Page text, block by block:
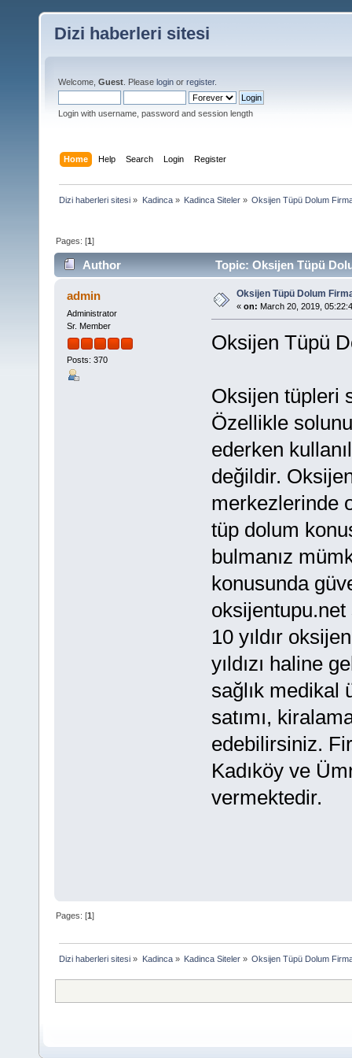
Dizi haberleri sitesi
Welcome, Guest . Please login or register.
Login with username, password and session length
Home Help Search Login Register
Dizi haberleri sitesi » Kadinca» Kadinca Siteler» Oksijen Tüpü Dolum
Pages: [1]
Author Topic: Oksijen Tüpü
admin
Administrator
Sr. Member
Posts: 370
Oksijen Tüpü Dolum
« on: March 20, 2019,
Oksijen Tüpü
Oksijen tüpleri
Özellikle
ederken
değildir.
merkezlerinde
tüp dolum
bulmanız
konusunda
10 yıldır
yıldızı haline
sağlık medikal
satımı,
edebilirsiniz.
Kadıköy ve
vermektedir.
Pages: [1]
Dizi haberleri sitesi » Kadinca» Kadinca Siteler» Oksijen Tüpü Dolum